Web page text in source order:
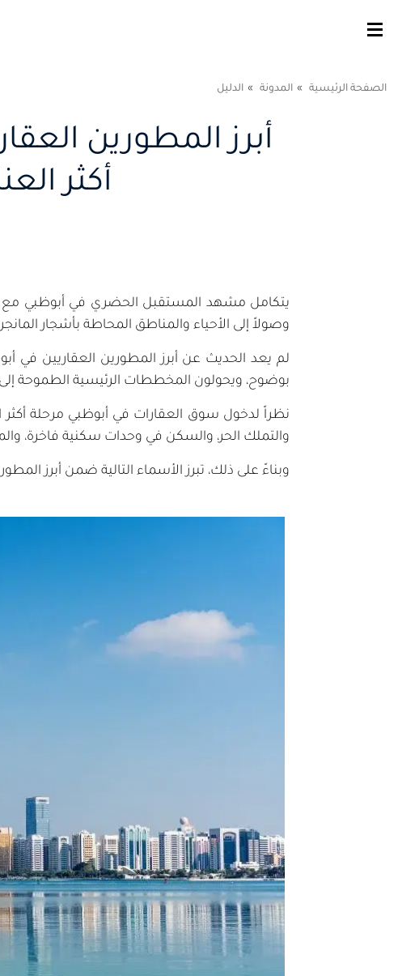
الصفحة الرئيسية المدونة الدليل
أبرز المطورين
أكثر
يتكامل مشهد المستقبل الحضري في أبوظبي مع
وصولاً إلى الأحياء والمناطق المحاطة بأشجار
لم يعد الحديث عن أبرز المطورين العقاريين في
بوضوح، ويحولون المخططات الرئيسية الطموحة
نظراً لدخول سوق العقارات في أبوظبي مرحلة أكثر
والتملك الحر، والسكن في وحدات سكنية فاخرة،
وبناءً على ذلك، تبرز الأسماء التالية ضمن أبرز